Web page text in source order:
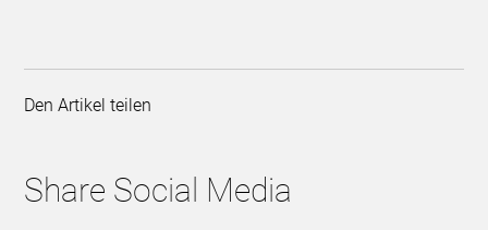
Den Artikel teilen
Share Social Media